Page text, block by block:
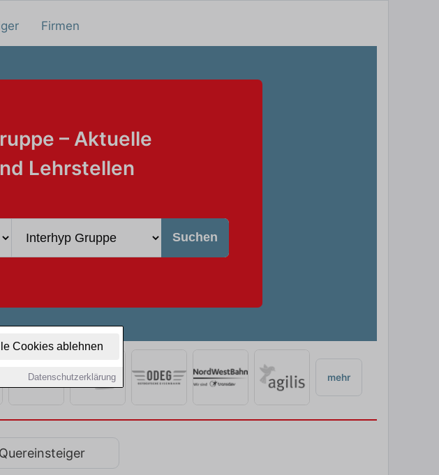
Cookies ablehnen
Datenschutzerklärung
Firmen
– Aktuelle
Lehrstellen
Suchen
mehr
Quereinsteiger